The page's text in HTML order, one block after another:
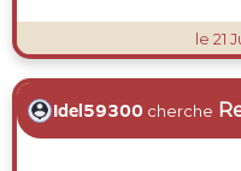
le 21
Idel59300 cherche